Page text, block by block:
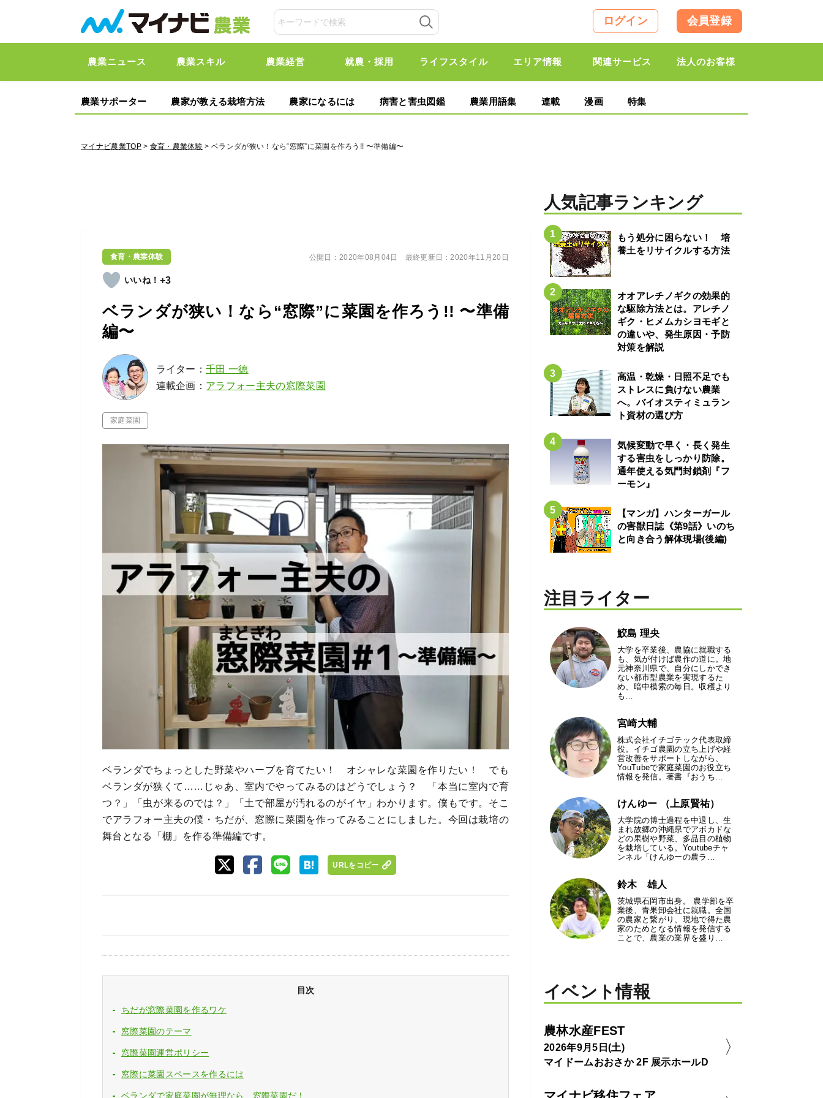
ログイン 会員登録
農業ニュース 農業スキル 農業経営 就農・採用 ライフスタイル エリア情報 関連サービス 法人のお客様
農業サポーター 農家が教える栽培方法 農家になるには 病害と害虫図鑑 農業用語集 連載 漫画 特集
マイナビ農業TOP> 食育・農業体験 > ベランダが狭い！なら“窓際”に菜園を作ろう!! 〜準備編〜
食育・農業体験
+3
ベランダが狭い！なら“窓際”に菜園を作ろう!! 〜準備
編〜
ライター：千田 一徳
連載企画： アラフォー主夫の窓際菜園
家庭菜園
公開日：2020年08月04日 最終更新日：2020年11月20日
ベランダでちょっとした野菜やハーブを育てたい！ オシャレな菜園を作りたい！ でも
ベランダが狭くて……じゃあ、室内でやってみるのはどうでしょう？ 「本当に室内で育
つ？」「虫が来るのでは？」「土で部屋が汚れるのがイヤ」わかります。僕もです。そこ
でアラフォー主夫の僕・ちだが、窓際に菜園を作ってみることにしました。今回は栽培の
舞台となる「棚」を作る準備編です。
URLをコピー
目次
ちだが窓際菜園を作るワケ
窓際菜園のテーマ
窓際菜園運営ポリシー
窓際に菜園スペースを作るには
ベランダで家庭菜園が無理なら、窓際菜園だ！
人気記事ランキング
もう処分に困らない！ 培
養土をリサイクルする方法
オオアレチノギクの効果的
な駆除方法とは。アレチノ
ギク・ヒメムカシヨモギと
の違いや、発生原因・予防
対策を解説
高温・乾燥・日照不足でも
ストレスに負けない農業
へ。バイオスティミュラン
ト資材の選び方
気候変動で早く・長く発生
する害虫をしっかり防除。
通年使える気門封鎖剤『フ
ーモン』
【マンガ】ハンターガール
の害獣日誌《第9話》いのち
と向き合う解体現場(後編)
注目ライター
鮫島 理央
大学を卒業後、農協に就職する
も、気が付けば農作の道に。地
元神奈川県で、自分にしかでき
ない都市型農業を実現するた
め、暗中模索の毎日。収穫より
も…
宮崎大輔
株式会社イチゴテック代表取締
役。イチゴ農園の立ち上げや経
営改善をサポートしながら、
YouTubeで家庭菜園のお役立ち
情報を発信。著書『おうち…
けんゆー （上原賢祐）
大学院の博士過程を中退し、生
まれ故郷の沖縄県でアボカドな
どの果樹や野菜、多品目の植物
を栽培している。Youtubeチャ
ンネル「けんゆーの農ラ…
鈴木 雄人
茨城県石岡市出身。 農学部を卒
業後、青果卸会社に就職。全国
の農家と繋がり、現地で得た農
家のためとなる情報を発信する
ことで、農業の業界を盛り…
イベント情報
農林水産FEST
2026年9月5日(土)
マイドームおおさか 2F 展示ホールD